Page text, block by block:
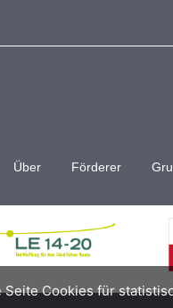
Über Förderer
Seite Cookies für